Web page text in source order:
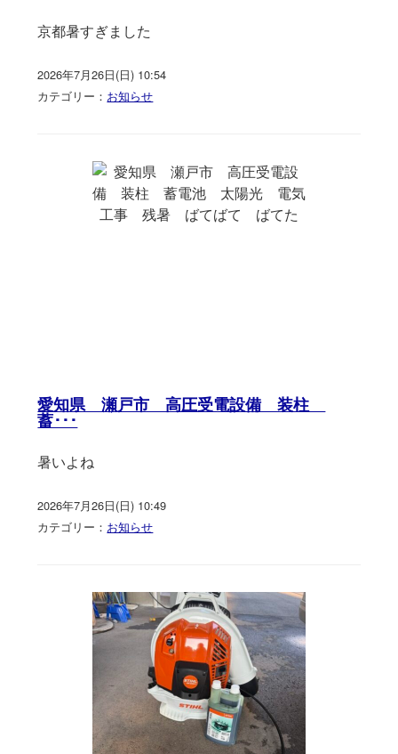
京都暑すぎました
2026年7月26日(日) 10:54
カテゴリー： お知らせ
愛知県 瀬戸市 高圧受電設備 装柱
蓄･･･
暑いよね
2026年7月26日(日) 10:49
カテゴリー： お知らせ